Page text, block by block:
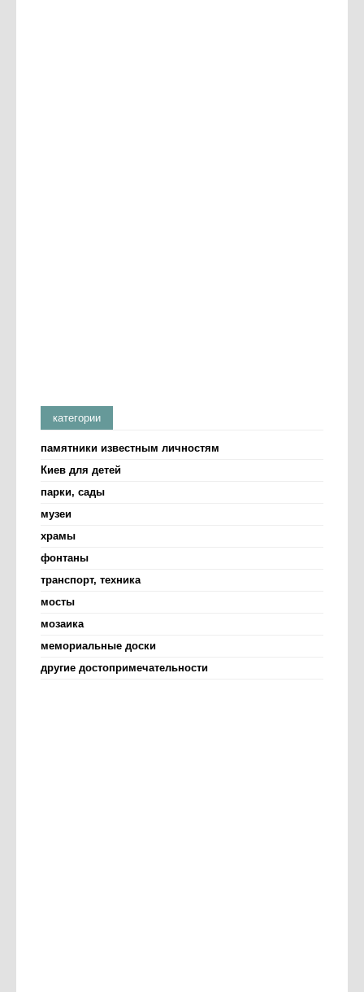
категории
памятники известным личностям
Киев для детей
парки, сады
музеи
храмы
фонтаны
транспорт, техника
мосты
мозаика
мемориальные доски
другие достопримечательности